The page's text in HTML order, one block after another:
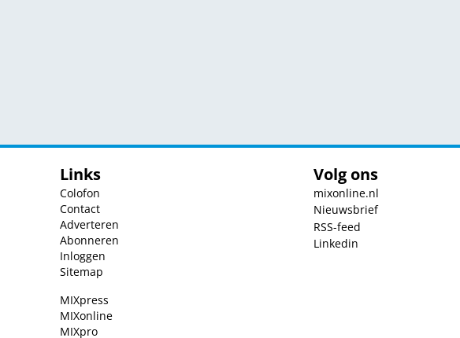
Links
Colofon
Contact
Adverteren
Abonneren
Inloggen
Sitemap
MIXpress
MIXonline
MIXpro
Volg ons
mixonline.nl
Nieuwsbrief
RSS-feed
Linkedin